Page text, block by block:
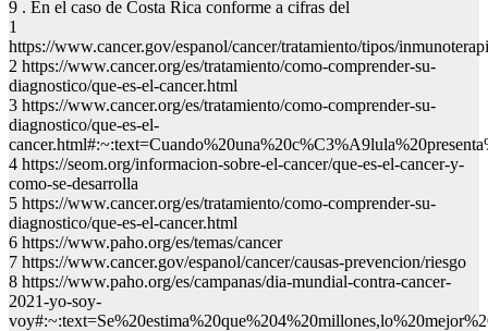
9 . En el caso de Costa Rica conforme a cifras del
1
https://www.cancer.gov/espanol/cancer/tratamiento/tipos/
2 https://www.cancer.org/es/tratamiento/como-comprender-su-
diagnostico/que-es-el-cancer.html
3 https://www.cancer.org/es/tratamiento/como-comprender-su-
diagnostico/que-es-el-
4 https://seom.org/informacion-sobre-el-cancer/que-es-el-cancer-y-
como-se-desarrolla
5 https://www.cancer.org/es/tratamiento/como-comprender-su-
diagnostico/que-es-el-cancer.html
6 https://www.paho.org/es/temas/cancer
7 https://www.cancer.gov/espanol/cancer/causas-prevencion/riesgo
8 https://www.paho.org/es/campanas/dia-mundial-contra-cancer-
2021-yo-soy-